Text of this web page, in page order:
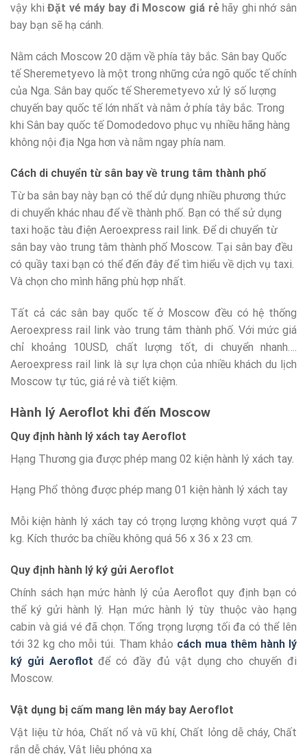
vậy khiĐặt vé máy bay đi Moscow giá rẻhãy ghi nhớ sân
bay bạn sẽ hạ cánh.
Nằm cách Moscow 20 dặm về phía tây bắc. Sân bay Quốc
tế Sheremetyevo là một trong những cửa ngõ quốc tế chính
của Nga. Sân bay quốc tế Sheremetyevo xử lý số lượng
chuyến bay quốc tế lớn nhất và nằm ở phía tây bắc. Trong
khi Sân bay quốc tế Domodedovo phục vụ nhiều hãng hàng
không nội địa Nga hơn và nằm ngay phía nam.
Cách di chuyển từ sân bay về trung tâm thành phố
Từ ba sân bay này bạn có thể dử dụng nhiều phương thức
di chuyển khác nhau để về thành phố. Bạn có thể sử dụng
taxi hoặc tàu điện Aeroexpress rail link. Để di chuyển từ
sân bay vào trung tâm thành phố Moscow. Tại sân bay đều
có quầy taxi bạn có thể đến đây để tìm hiểu về dịch vụ taxi.
Và chọn cho mình hãng phù hợp nhất.
Tất cả các sân bay quốc tế ở Moscow đều có hệ thống
Aeroexpress rail link vào trung tâm thành phố. Với mức giá
chỉ khoảng 10USD, chất lượng tốt, di chuyển nhanh….
Aeroexpress rail link là sự lựa chọn của nhiều khách du lịch
Moscow tự túc, giá rẻ và tiết kiệm.
Hành lý Aeroflot khi đến Moscow
Quy định hành lý xách tay Aeroflot
Hạng Thương gia được phép mang 02 kiện hành lý xách tay.
Hạng Phổ thông được phép mang 01 kiện hành lý xách tay
Mỗi kiện hành lý xách tay có trọng lượng không vượt quá 7
kg. Kích thước ba chiều không quá 56 x 36 x 23 cm.
Quy định hành lý ký gửi Aeroflot
Chính sách hạn mức hành lý của Aeroflot quy định bạn có
thể ký gửi hành lý. Hạn mức hành lý tùy thuộc vào hạng
cabin và giá vé đã chọn. Tổng trọng lượng tối đa có thể lên
tới 32 kg cho mỗi túi. Tham khảo cách mua thêm hành lý
ký gửi Aeroflot để có đầy đủ vật dụng cho chuyến đi
Moscow.
Vật dụng bị cấm mang lên máy bay Aeroflot
Vật liệu từ hóa, Chất nổ và vũ khí, Chất lỏng dễ cháy, Chất
rắn dễ cháy, Vật liệu phóng xạ